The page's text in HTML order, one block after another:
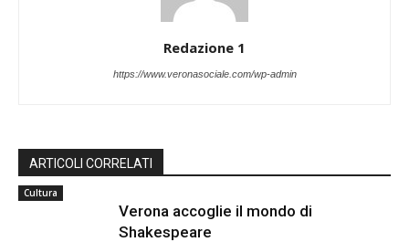
Redazione 1
https://www.veronasociale.com/wp-admin
ARTICOLI CORRELATI
Cultura
Verona accoglie il mondo di
Shakespeare